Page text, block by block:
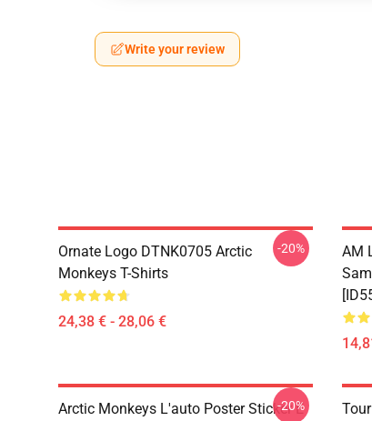
Write your review
Ornate Logo DTNK0705 Arctic
Monkeys T-Shirts
24,38 € - 28,06 €
-20%
AM
Arctic Monkeys L'auto Poster Sticker E
-20%